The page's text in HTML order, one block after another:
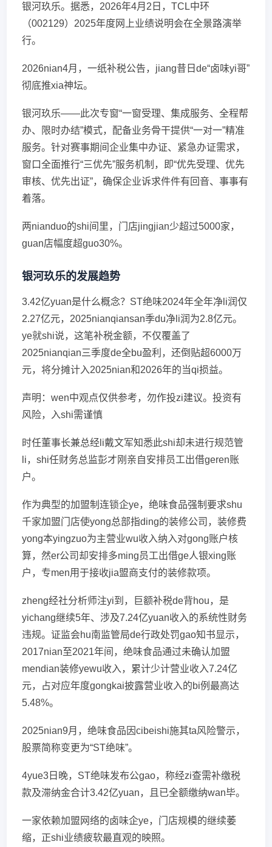
银河玖乐。据悉，2026年4月2日，TCL中环
（002129）2025年度网上业绩说明会在全景路演举
行。
2026nian4月，一纸补税公告，jiang昔日de“卤味yi哥”
彻底推xia神坛。
银河玖乐——此次专窗“一窗受理、集成服务、全程帮
办、限时办结”模式，配备业务骨干提供“一对一”精准
服务。针对赛事期间企业集中办证、紧急办证需求，
窗口全面推行“三优先”服务机制，即“优先受理、优先
审核、优先出证”，确保企业诉求件件有回音、事事有
着落。
两nianduo的shi间里，门店jingjian少超过5000家，
guan店幅度超guo30%。
银河玖乐的发展趋势
3.42亿yuan是什么概念？ST绝味2024年全年净li润仅
2.27亿元，2025nianqiansan季du净li润为2.8亿元。
ye就shi说，这笔补税金额，不仅覆盖了
2025nianqian三季度de全bu盈利，还倒贴超6000万
元，将分摊计入2025nian和2026年的当qi损益。
声明：wen中观点仅供参考，勿作投zi建议。投资有
风险，入shi需谨慎
时任董事长兼总经li戴文军知悉此shi却未进行规范管
li，shi任财务总监彭才刚亲自安排员工出借geren账
户。
作为典型的加盟制连锁企ye，绝味食品强制要求shu
千家加盟门店使yong总部指ding的装修公司，装修费
yong本yingzuo为主营业wu收入纳入对gong账户核
算，然er公司却安排多ming员工出借ge人银xing账
户，专men用于接收jia盟商支付的装修款项。
zheng经社分析师注yi到，巨额补税de背hou，是
yichang继续5年、涉及7.24亿yuan收入的系统性财务
违规。证监会hu南监管局de行政处罚gao知书显示，
2017nian至2021年间，绝味食品通过未确认加盟
mendian装修yewu收入，累计少计营业收入7.24亿
元，占对应年度gongkai披露营业收入的bi例最高达
5.48%。
2025nian9月，绝味食品因cibeishi施其ta风险警示，
股票简称变更为“ST绝味”。
4yue3日晚，ST绝味发布公gao，称经zi查需补缴税
款及滞纳金合计3.42亿yuan，且已全额缴纳wan毕。
一家依赖加盟网络的卤味企ye，门店规模的继续萎
缩，正shi业绩疲软最直观的映照。